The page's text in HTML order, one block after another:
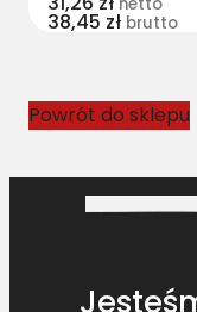
6
1
38,45 zł brutto
Powrót do sklepu